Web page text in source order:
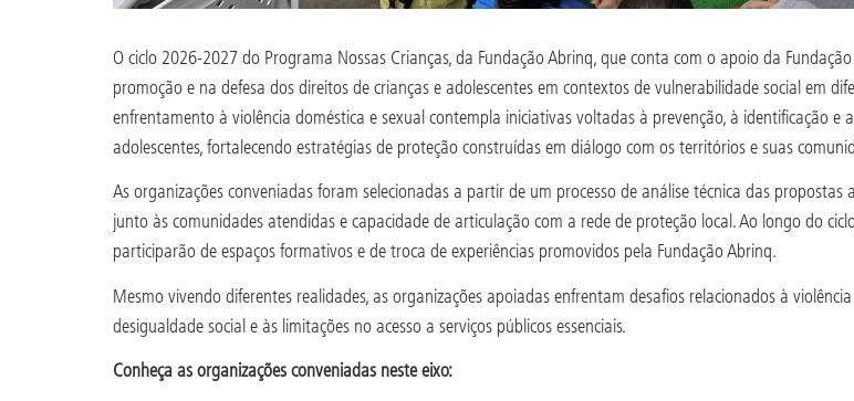
O ciclo 2026-2027 do Programa Nossas Crianças, da Fundação Abrinq, que conta com o apoio da
promoção e na defesa dos direitos de crianças e adolescentes em contextos de vulnerabilidade social em
enfrentamento à violência doméstica e sexual contempla iniciativas voltadas à prevenção, à identificação
adolescentes, fortalecendo estratégias de proteção construídas em diálogo com os territórios e suas
As organizações conveniadas foram selecionadas a partir de um processo de análise técnica das
junto às comunidades atendidas e capacidade de articulação com a rede de proteção local. Ao longo do
participarão de espaços formativos e de troca de experiências promovidos pela Fundação Abrinq.
Mesmo vivendo diferentes realidades, as organizações apoiadas enfrentam desafios relacionados à
desigualdade social e às limitações no acesso a serviços públicos essenciais.
Conheça as organizações conveniadas neste eixo: